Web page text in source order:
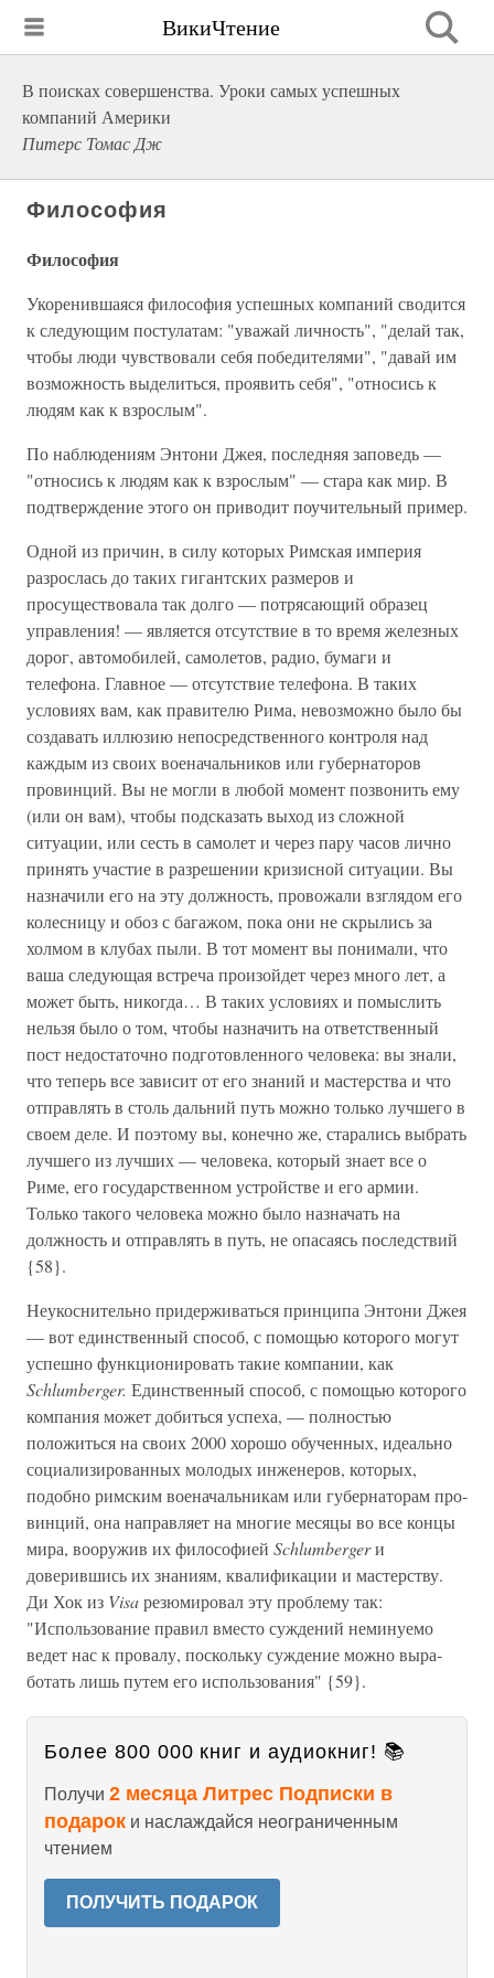
ВикиЧтение
В поисках совершенства. Уроки самых успешных
компаний Америки
Питерс Томас Дж
Философия
Философия
Укоренившаяся философия успешных компаний сводится
к следующим постулатам: "уважай личность", "делай так,
что­бы люди чувствовали себя победителями", "давай им
возмож­ность выделиться, проявить себя", "относись к
людям как к взрослым".
По наблюдениям Энтони Джея, последняя заповедь —
"относись к людям как к взрослым" — стара как мир. В
под­тверждение этого он приводит поучительный пример.
Одной из причин, в силу которых Римская империя
разрос­лась до таких гигантских размеров и
просуществовала так долго — потрясающий образец
управления! — является отсут­ствие в то время железных
дорог, автомобилей, самолетов, ра­дио, бумаги и
телефона. Главное — отсутствие телефона. В та­ких
условиях вам, как правителю Рима, невозможно было бы
создавать иллюзию непосредственного контроля над
каждым из своих военачальников или губернаторов
провинций. Вы не могли в любой момент позвонить ему
(или он вам), чтобы подсказать выход из сложной
ситуации, или сесть в самолет и через пару часов лично
принять участие в разрешении кри­зисной ситуации. Вы
назначили его на эту должность, прово­жали взглядом его
колесницу и обоз с багажом, пока они не скрылись за
холмом в клубах пыли. В тот момент вы понима­ли, что
ваша следующая встреча произойдет через много лет, а
может быть, никогда… В таких условиях и помыслить
нельзя было о том, чтобы назначить на ответственный
пост недоста­точно подготовленного человека: вы знали,
что теперь все за­висит от его знаний и мастерства и что
отправлять в столь дальний путь можно только лучшего в
своем деле. И поэтому вы, конечно же, старались выбрать
лучшего из лучших — че­ловека, который знает все о
Риме, его государственном уст­ройстве и его армии.
Только такого человека можно было на­значать на
должность и отправлять в путь, не опасаясь послед­ствий
{58}.
Неукоснительно придерживаться принципа Энтони Джея
— вот единственный способ, с помощью которого могут
успешно функционировать такие компании, как
Schlumberger. Единст­венный способ, с помощью которого
компания может добиться успеха, — полностью
положиться на своих 2000 хорошо обучен­ных, идеально
социализированных молодых инженеров, кото­рых,
подобно римским военачальникам или губернаторам про­
винций, она направляет на многие месяцы во все концы
мира, вооружив их философией Schlumbergerи
доверившись их знани­ям, квалификации и мастерству.
Ди Хок из Visaрезюмировал эту проблему так:
"Использование правил вместо суждений не­минуемо
ведет нас к провалу, поскольку суждение можно выра­
ботать лишь путем его использования" {59}.
Более 800 000 книг и аудиокниг! 📚
Получи 2 месяца Литрес Подписки в
подарок и наслаждайся неограниченным
чтением
ПОЛУЧИТЬ ПОДАРОК